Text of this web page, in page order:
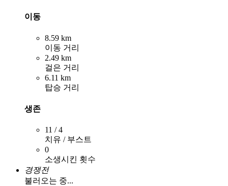
이동
8.59 km
이동 거리
2.49 km
걸은 거리
6.11 km
탑승 거리
생존
11 / 4
치유 / 부스트
0
소생시킨 횟수
경쟁전
불러오는 중...